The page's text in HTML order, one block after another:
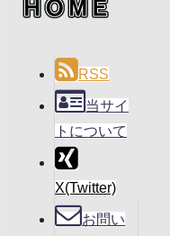
RSS
当サイ
トについて
X(Twitter)
お問い